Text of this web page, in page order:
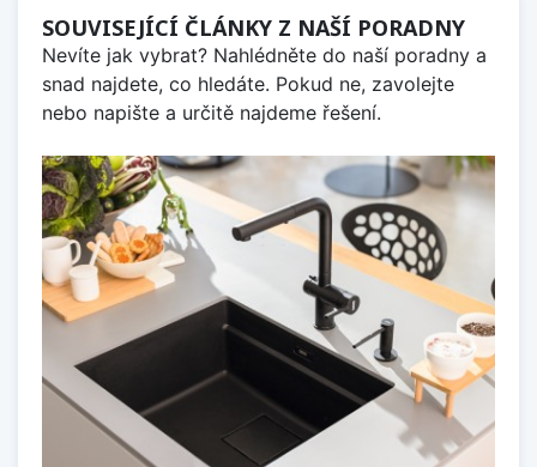
SOUVISEJÍCÍ ČLÁNKY Z NAŠÍ PORADNY
Nevíte jak vybrat? Nahlédněte do naší poradny a
snad najdete, co hledáte. Pokud ne, zavolejte
nebo napište a určitě najdeme řešení.